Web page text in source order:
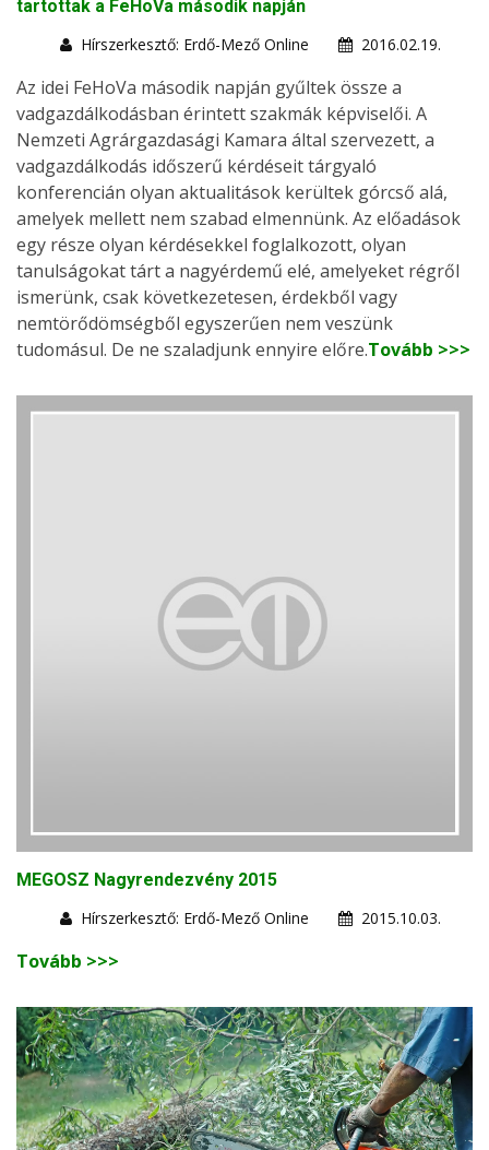
tartottak a FeHoVa második napján
Hírszerkesztő: Erdő-Mező Online
2016.02.19.
Az idei FeHoVa második napján gyűltek össze a
vadgazdálkodásban érintett szakmák képviselői. A
Nemzeti Agrárgazdasági Kamara által szervezett, a
vadgazdálkodás időszerű kérdéseit tárgyaló
konferencián olyan aktualitások kerültek górcső alá,
amelyek mellett nem szabad elmennünk. Az előadások
egy része olyan kérdésekkel foglalkozott, olyan
tanulságokat tárt a nagyérdemű elé, amelyeket régről
ismerünk, csak következetesen, érdekből vagy
nemtörődömségből egyszerűen nem veszünk
tudomásul. De ne szaladjunk ennyire előre.Tovább >>>
MEGOSZ Nagyrendezvény 2015
Hírszerkesztő: Erdő-Mező Online
2015.10.03.
Tovább >>>